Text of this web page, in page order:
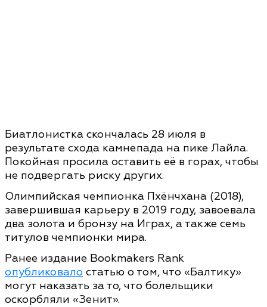
Биатлонистка скончалась 28 июля в
результате схода камнепада на пике Лайла.
Покойная просила оставить её в горах, чтобы
не подвергать риску других.
Олимпийская чемпионка Пхёнчхана (2018),
завершившая карьеру в 2019 году, завоевала
два золота и бронзу на Играх, а также семь
титулов чемпионки мира.
Ранее издание Bookmakers Rank
опубликовало статью о том, что «Балтику»
могут наказать за то, что болельщики
оскорбляли «Зенит».